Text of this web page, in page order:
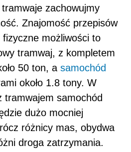
zachowujmy
Znajomość przepisów
możliwości to
tramwaj, z kompletem
50 ton, a samochód
około 1.8 tony. W
tramwajem samochód
dużo mocniej
różnicy mas, obydwa
droga zatrzymania.